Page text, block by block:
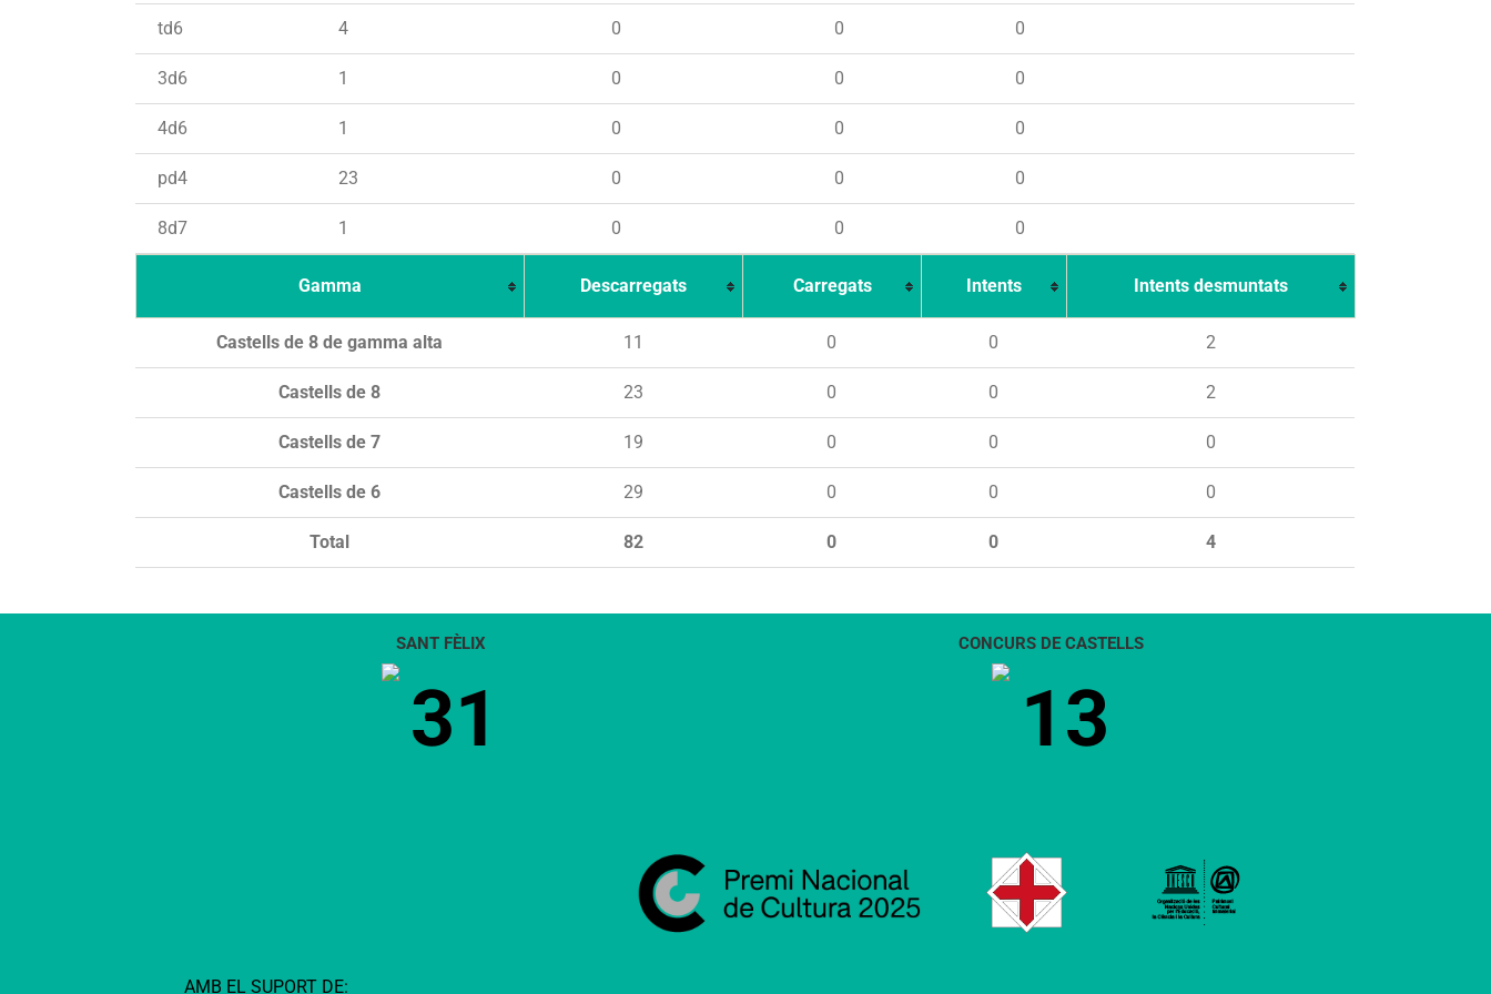
td6 4 0 0 0
3d6 1 0 0 0
4d6 1 0 0 0
pd4 23 0 0 0
8d7 1 0 0 0
Gamma Descarregats Carregats Intents Intents desmuntats
Total 82 0 0 4
Castells de 8 de gamma alta 11 0 0 2
Castells de 8 23 0 0 2
Castells de 7 19 0 0 0
Castells de 6 29 0 0 0
SANT FÈLIX
31
CONCURS DE CASTELLS
13
AMB EL SUPORT DE: